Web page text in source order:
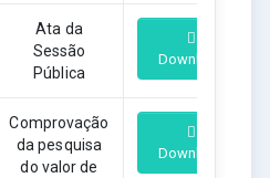
Ata da
Sessão
Pública
Download
Comprovação
da pesquisa
do valor de
Download